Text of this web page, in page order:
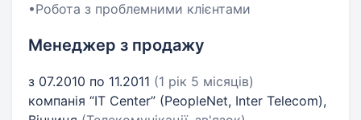
•Робота з проблемними клієнтами
Менеджер з продажу
з 07.2010 по 11.2011 (1 рік 5 місяців)
компанія “IT Center” (PeopleNet, Inter Telecom),